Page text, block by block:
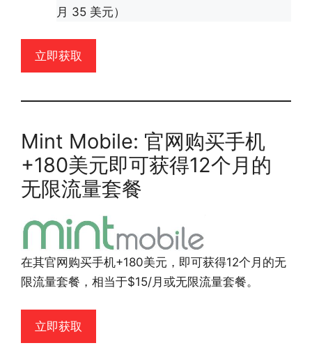
月 35 美元）
立即获取
Mint Mobile: 官网购买手机
+180美元即可获得12个月的
无限流量套餐
在其官网购买手机+180美元，即可获得12个月的无
限流量套餐，相当于$15/月或无限流量套餐。
立即获取